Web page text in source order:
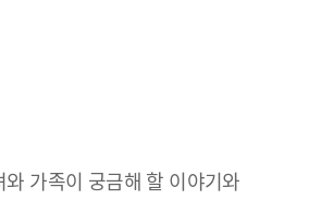
가족이 궁금해 할 이야기와